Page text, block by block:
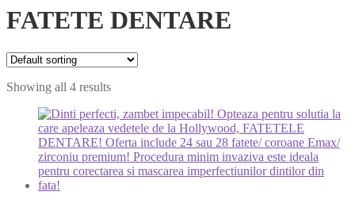
FATETE DENTARE
Showing all 4 results